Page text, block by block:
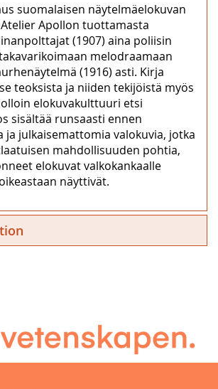
suomalaisen näytelmäelokuvan
Apollon tuottamasta
(1907) aina poliisin
melodraamaan
(1916) asti. Kirja
teoksista ja niiden tekijöistä myös
elokuvakulttuuri etsi
sisältää runsaasti ennen
julkaisemattomia valokuvia, jotka
mahdollisuuden pohtia,
elokuvat valkokankaalle
näyttivät.